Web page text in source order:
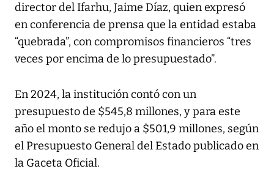
director del Ifarhu, Jaime Díaz, quien expresó
en conferencia de prensa que la entidad estaba
“quebrada”, con compromisos financieros “tres
veces por encima de lo presupuestado”.
En 2024, la institución contó con un
presupuesto de $545,8 millones, y para este
año el monto se redujo a $501,9 millones, según
el Presupuesto General del Estado publicado en
la Gaceta Oficial.